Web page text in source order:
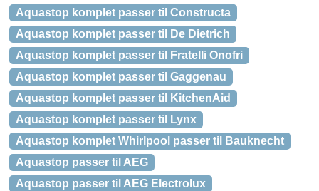
Aquastop komplet passer til Constructa
Aquastop komplet passer til De Dietrich
Aquastop komplet passer til Fratelli Onofri
Aquastop komplet passer til Gaggenau
Aquastop komplet passer til KitchenAid
Aquastop komplet passer til Lynx
Aquastop komplet Whirlpool passer til Bauknecht
Aquastop passer til AEG
Aquastop passer til AEG Electrolux